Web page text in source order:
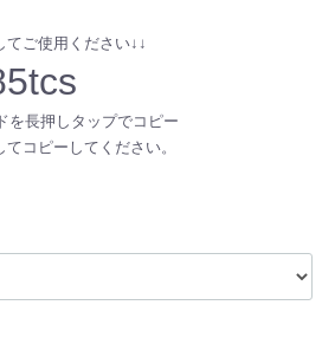
てご使用ください↓↓
を長押しタップでコピー
コピーしてください。